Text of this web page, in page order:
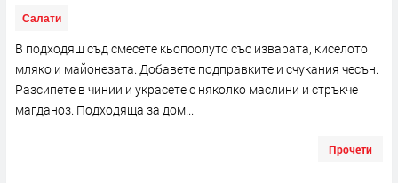
Салати
В подходящ съд смесете кьопоолуто със изварата, киселото
мляко и майонезата. Добавете подправките и счукания чесън.
Разсипете в чинии и украсете с няколко маслини и стръкче
магданоз. Подходяща за дом...
Прочети